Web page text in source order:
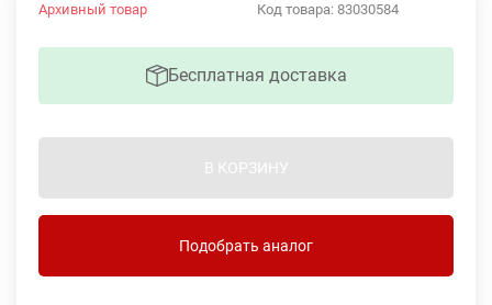
Код товара: 83030584
Архивный товар
Бесплатная доставка
В КОРЗИНУ
Подобрать аналог